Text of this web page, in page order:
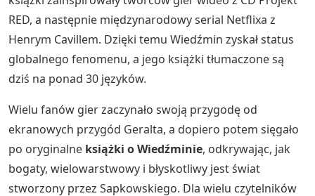
RED, a następnie międzynarodowy serial Netflixa z
Henrym Cavillem. Dzięki temu Wiedźmin zyskał status
globalnego fenomenu, a jego książki tłumaczone są
dziś na ponad 30 języków.
Wielu fanów gier zaczynało swoją przygodę od
ekranowych przygód Geralta, a dopiero potem sięgało
po oryginalne książki o Wiedźminie, odkrywając, jak
bogaty, wielowarstwowy i błyskotliwy jest świat
stworzony przez Sapkowskiego. Dla wielu czytelników